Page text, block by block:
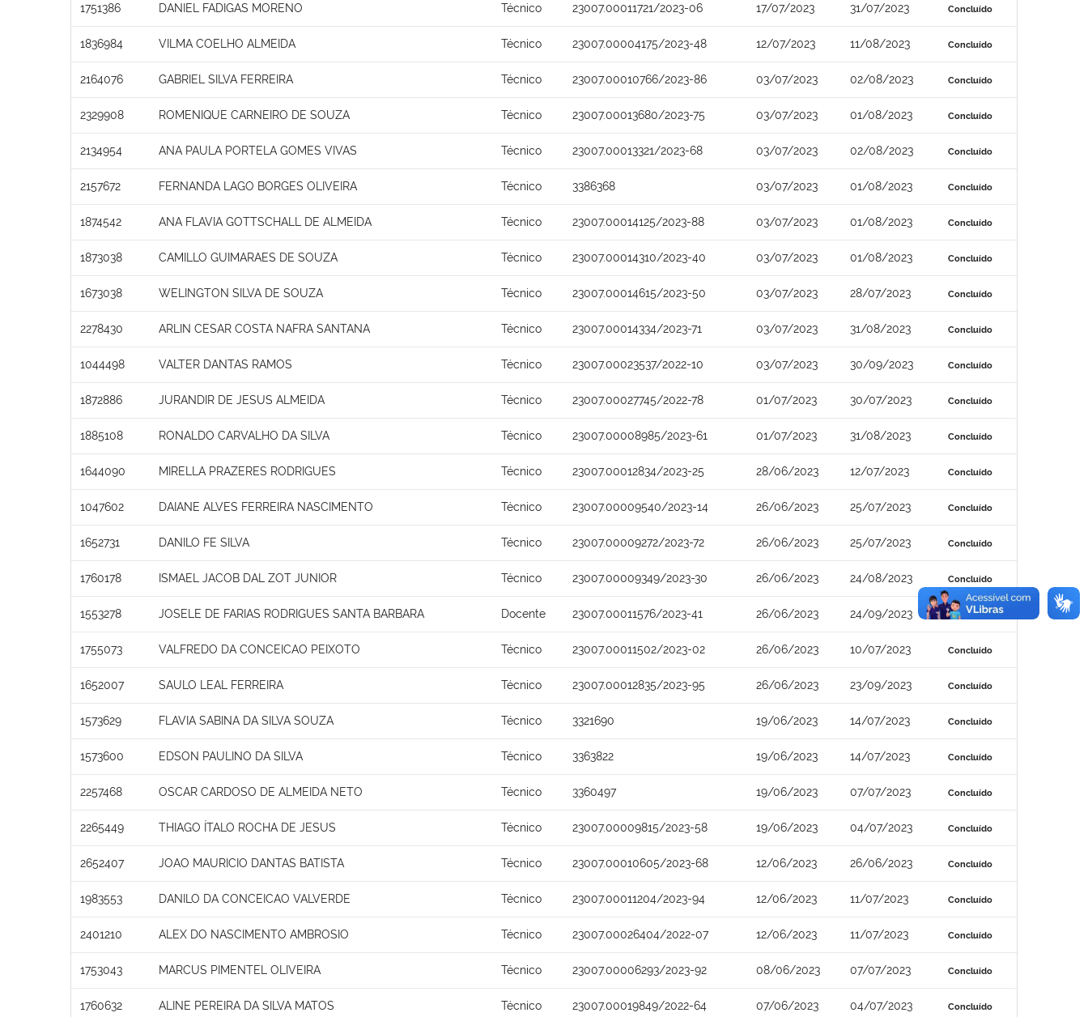
1751386 DANIEL FADIGAS MORENO Técnico 23007.00011721/2023-06 17/07/2023 31/07/2023 Concluído
1836984 VILMA COELHO ALMEIDA Técnico 23007.00004175/2023-48 12/07/2023 11/08/2023 Concluído
2164076 GABRIEL SILVA FERREIRA Técnico 23007.00010766/2023-86 03/07/2023 02/08/2023 Concluído
2329908 ROMENIQUE CARNEIRO DE SOUZA Técnico 23007.00013680/2023-75 03/07/2023 01/08/2023 Concluído
2134954 ANA PAULA PORTELA GOMES VIVAS Técnico 23007.00013321/2023-68 03/07/2023 02/08/2023 Concluído
2157672 FERNANDA LAGO BORGES OLIVEIRA Técnico 3386368 03/07/2023 01/08/2023 Concluído
1874542 ANA FLAVIA GOTTSCHALL DE ALMEIDA Técnico 23007.00014125/2023-88 03/07/2023 01/08/2023 Concluído
1873038 CAMILLO GUIMARAES DE SOUZA Técnico 23007.00014310/2023-40 03/07/2023 01/08/2023 Concluído
1673038 WELINGTON SILVA DE SOUZA Técnico 23007.00014615/2023-50 03/07/2023 28/07/2023 Concluído
2278430 ARLIN CESAR COSTA NAFRA SANTANA Técnico 23007.00014334/2023-71 03/07/2023 31/08/2023 Concluído
1044498 VALTER DANTAS RAMOS Técnico 23007.00023537/2022-10 03/07/2023 30/09/2023 Concluído
1872886 JURANDIR DE JESUS ALMEIDA Técnico 23007.00027745/2022-78 01/07/2023 30/07/2023 Concluído
1885108 RONALDO CARVALHO DA SILVA Técnico 23007.00008985/2023-61 01/07/2023 31/08/2023 Concluído
1644090 MIRELLA PRAZERES RODRIGUES Técnico 23007.00012834/2023-25 28/06/2023 12/07/2023 Concluído
1047602 DAIANE ALVES FERREIRA NASCIMENTO Técnico 23007.00009540/2023-14 26/06/2023 25/07/2023 Concluído
1652731 DANILO FE SILVA Técnico 23007.00009272/2023-72 26/06/2023 25/07/2023 Concluído
1760178 ISMAEL JACOB DAL ZOT JUNIOR Técnico 23007.00009349/2023-30 26/06/2023 24/08/2023 Concluído
1553278 JOSELE DE FARIAS RODRIGUES SANTA BARBARA Docente 23007.00011576/2023-41 26/06/2023 24/09/2023 Concluído
1755073 VALFREDO DA CONCEICAO PEIXOTO Técnico 23007.00011502/2023-02 26/06/2023 10/07/2023 Concluído
1652007 SAULO LEAL FERREIRA Técnico 23007.00012835/2023-95 26/06/2023 23/09/2023 Concluído
1573629 FLAVIA SABINA DA SILVA SOUZA Técnico 3321690 19/06/2023 14/07/2023 Concluído
1573600 EDSON PAULINO DA SILVA Técnico 3363822 19/06/2023 14/07/2023 Concluído
2257468 OSCAR CARDOSO DE ALMEIDA NETO Técnico 3360497 19/06/2023 07/07/2023 Concluído
2265449 THIAGO ÍTALO ROCHA DE JESUS Técnico 23007.00009815/2023-58 19/06/2023 04/07/2023 Concluído
2652407 JOAO MAURICIO DANTAS BATISTA Técnico 23007.00010605/2023-68 12/06/2023 26/06/2023 Concluído
1983553 DANILO DA CONCEICAO VALVERDE Técnico 23007.00011204/2023-94 12/06/2023 11/07/2023 Concluído
2401210 ALEX DO NASCIMENTO AMBROSIO Técnico 23007.00026404/2022-07 12/06/2023 11/07/2023 Concluído
1753043 MARCUS PIMENTEL OLIVEIRA Técnico 23007.00006293/2023-92 08/06/2023 07/07/2023 Concluído
1760632 ALINE PEREIRA DA SILVA MATOS Técnico 23007.00019849/2022-64 07/06/2023 04/07/2023 Concluído